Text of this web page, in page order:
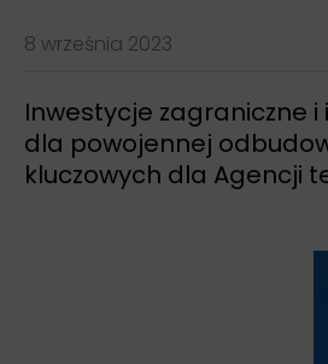
8 września 2023
Inwestycje zagraniczne
dla powojennej
kluczowych dla Agencji